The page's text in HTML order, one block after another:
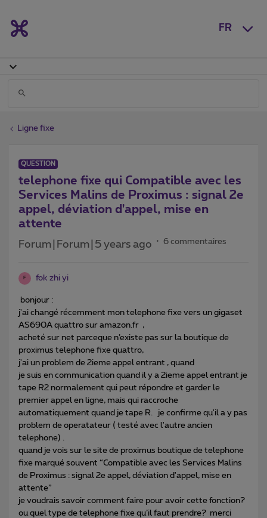
FR
Ligne fixe
QUESTION
telephone fixe qui Compatible avec les
Services Malins de Proximus : signal 2e
appel, déviation d'appel, mise en
attente
Forum|Forum|5 years ago 6 commentaires
F fok zhi yi
bonjour :
j'ai changé récemment mon telephone fixe vers un gigaset
AS690A quattro sur amazon.fr ,
acheté sur net parceque n’existe pas sur la boutique de
proximus telephone fixe quattro,
j'ai un problem de 2ieme appel entrant , quand
je suis en communication quand il y a 2ieme appel entrant je
tape R2 normalement qui peut répondre et garder le
premier appel en ligne, mais qui raccroche
automatiquement quand je tape R. je confirme qu'il a y pas
problem de operatateur ( testé avec l'autre ancien
telephone) .
quand je vois sur le site de proximus boutique de telephone
fixe marqué souvent “Compatible avec les Services Malins
de Proximus : signal 2e appel, déviation d'appel, mise en
attente”
je voudrais savoir comment faire pour avoir cette fonction?
ou quel type de telephone fixe qu’il faut prendre? merci